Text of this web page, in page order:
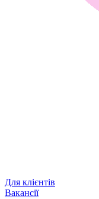
Для клієнтів
Вакансії